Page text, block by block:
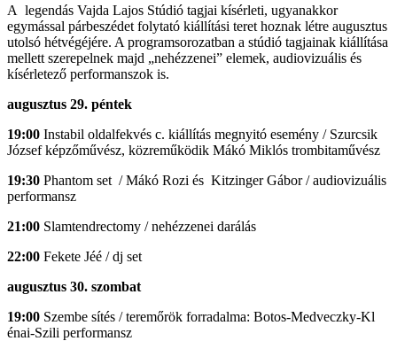
A legendás Vajda Lajos Stúdió tagjai kísérleti, ugyanakkor
egymással párbeszédet folytató kiállítási teret hoznak létre augusztus
utolsó hétvégéjére. A programsorozatban a stúdió tagjainak kiállítása
mellett szerepelnek majd „nehézzenei” elemek, audiovizuális és
kísérletező performanszok is.
augusztus 29. péntek
19:00 Instabil oldalfekvés c. kiállítás megnyitó esemény / Szurcsik
József képzőművész, közreműködik Mákó Miklós trombitaművész
19:30 Phantom set / Mákó Rozi és Kitzinger Gábor / audiovizuális
performansz
21:00 Slamtendrectomy / nehézzenei darálás
22:00 Fekete Jéé / dj set
augusztus 30. szombat
19:00 Szembe sítés / teremőrök forradalma: Botos-Medveczky-Kl
énai-Szili performansz